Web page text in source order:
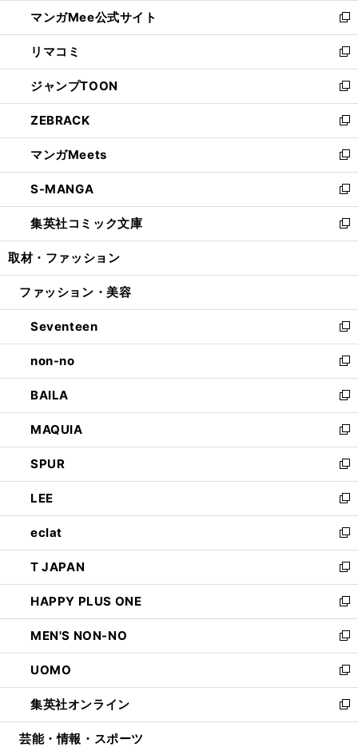
く
ド
ウ
で
開
く
ィ
ン
ド
ウ
で
開
く
し
い
ウ
ィ
ン
ド
ウ
で
開
く
マンガMee公式サイト
新
し
い
ウ
ィ
ン
ド
ウ
で
開
く
リマコミ
新
し
い
ウ
ィ
ン
ド
ウ
で
開
く
ジャンプTOON
新
し
い
ウ
ィ
ン
ド
ウ
で
開
ZEBRACK
新
し
い
ウ
ィ
ン
ド
ウ
開
マンガMeets
新
し
い
ウ
ィ
ン
ウ
開
く
S-MANGA
新
し
い
ウ
ン
ウ
で
開
く
集英社コミック文庫
新
し
ウ
ン
ド
ウ
で
開
く
取材・ファッション
ファッション・美容
Seventeen
新
し
い
ウ
ィ
ン
ド
ウ
で
開
く
non-no
新
し
い
ウ
ィ
ン
ド
ウ
で
開
く
BAILA
新
し
い
ウ
ィ
ン
ド
ウ
で
開
く
MAQUIA
新
し
い
ウ
ィ
ン
ド
ウ
で
開
く
SPUR
新
し
い
ウ
ィ
ン
ド
ウ
で
開
く
LEE
新
し
い
ウ
ィ
ン
ド
ウ
で
開
く
eclat
新
し
い
ウ
ィ
ン
ド
ウ
で
開
く
T JAPAN
新
し
い
ウ
ィ
ン
ド
ウ
で
開
HAPPY PLUS ONE
新
し
い
ウ
ィ
ン
ド
ウ
MEN'S NON-NO
新
し
い
ウ
ィ
ン
UOMO
新
し
い
ウ
集英社オンライン
新
し
芸能・情報・スポーツ